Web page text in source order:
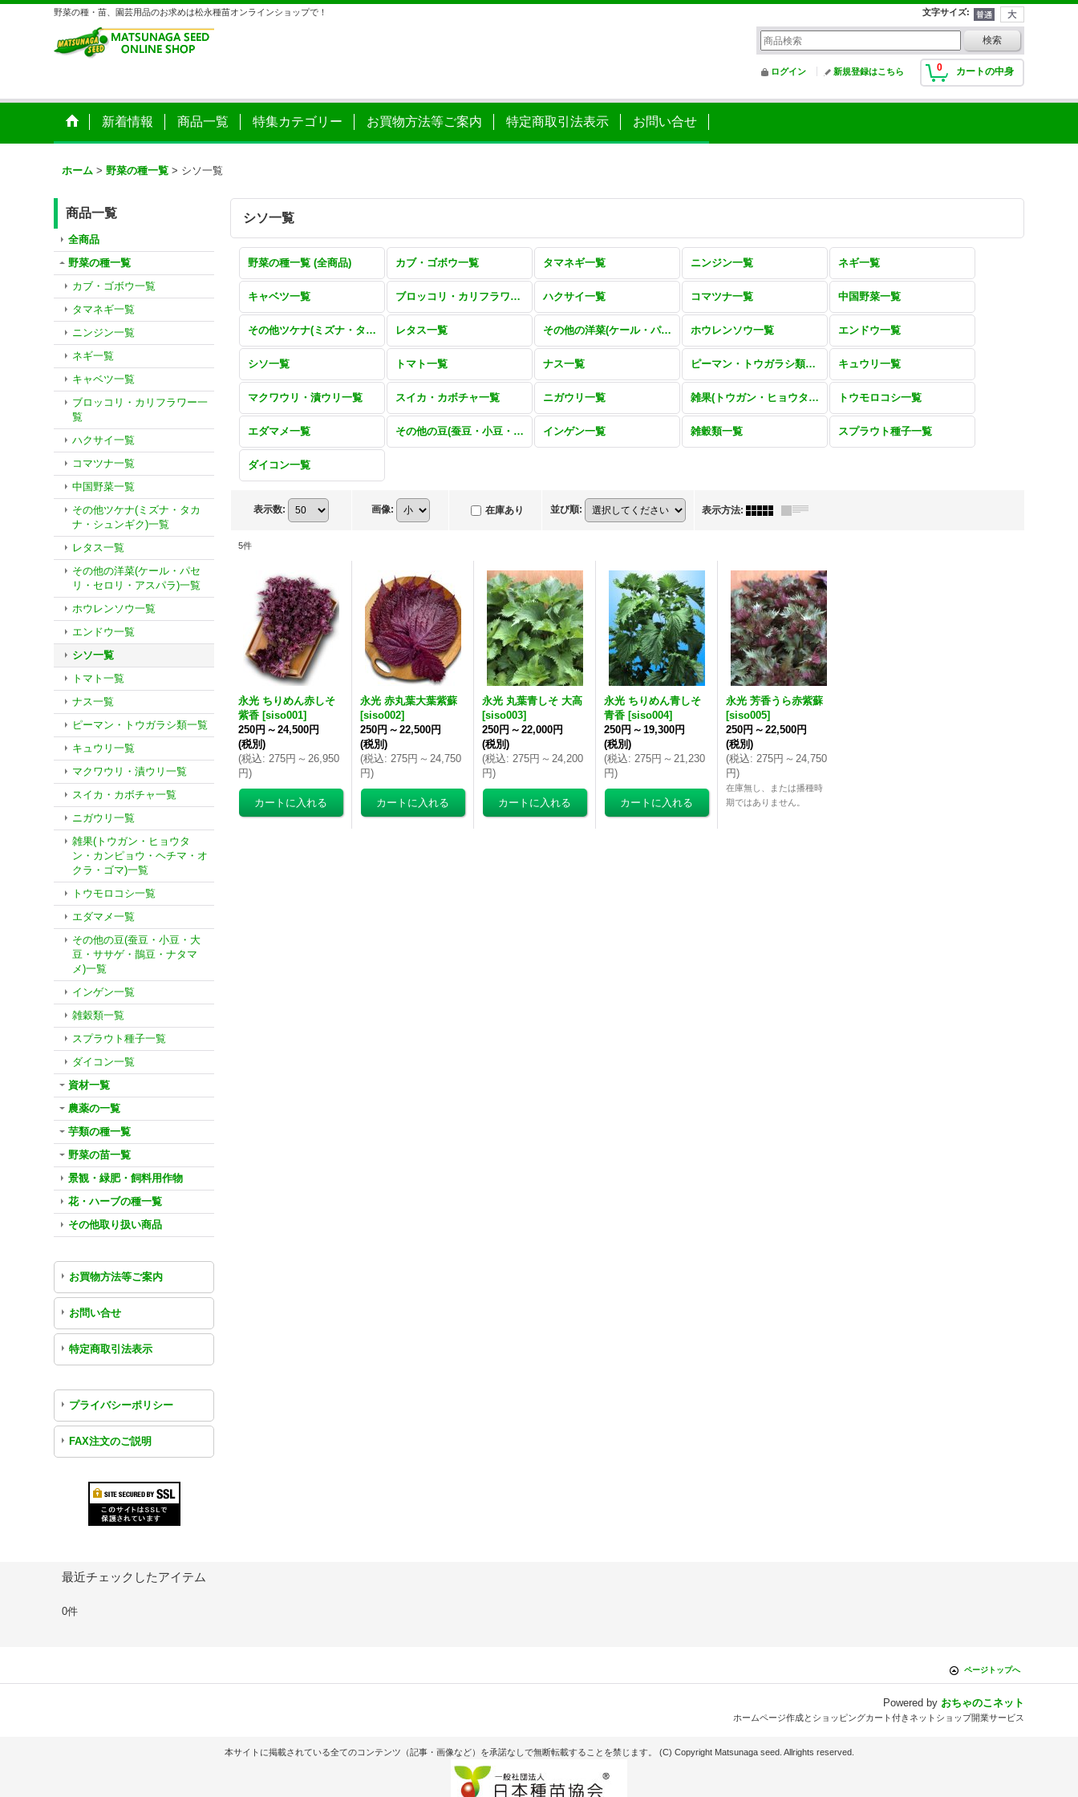
野菜の種・苗、園芸用品のお求めは松永種苗オンラインショップで！ 文字サイズ:
0 カートの中身
ログイン 新規登録はこちら
新着情報 商品一覧 特集カテゴリー お買物方法等ご案内 特定商取引法表示 お問い合せ
ホーム > 野菜の種一覧 > シソ一覧
商品一覧
全商品
野菜の種一覧
カブ・ゴボウ一覧
タマネギ一覧
ニンジン一覧
ネギ一覧
キャベツ一覧
ブロッコリ・カリフラワー一
覧
ハクサイ一覧
コマツナ一覧
中国野菜一覧
その他ツケナ(ミズナ・タカ
ナ・シュンギク)一覧
レタス一覧
その他の洋菜(ケール・パセ
リ・セロリ・アスパラ)一覧
ホウレンソウ一覧
エンドウ一覧
シソ一覧
トマト一覧
ナス一覧
ピーマン・トウガラシ類一覧
キュウリ一覧
マクワウリ・漬ウリ一覧
スイカ・カボチャ一覧
ニガウリ一覧
雑果(トウガン・ヒョウタ
ン・カンピョウ・ヘチマ・オ
クラ・ゴマ)一覧
トウモロコシ一覧
エダマメ一覧
その他の豆(蚕豆・小豆・大
豆・ササゲ・鵲豆・ナタマ
メ)一覧
インゲン一覧
雑穀類一覧
スプラウト種子一覧
ダイコン一覧
資材一覧
農薬の一覧
芋類の種一覧
野菜の苗一覧
景観・緑肥・飼料用作物
花・ハーブの種一覧
その他取り扱い商品
お買物方法等ご案内
お問い合せ
特定商取引法表示
プライバシーポリシー
FAX注文のご説明
シソ一覧
野菜の種一覧 (全商品) カブ・ゴボウ一覧 タマネギ一覧 ニンジン一覧 ネギ一覧
キャベツ一覧 ブロッコリ・カリフラワー一覧 ハクサイ一覧 コマツナ一覧 中国野菜一覧
その他ツケナ(ミズナ・タカナ・シュンギク)一覧 レタス一覧 その他の洋菜(ケール・パセリ・セロリ・アスパラ)一覧 ホウレンソウ一覧 エンドウ一覧
シソ一覧 トマト一覧 ナス一覧 ピーマン・トウガラシ類一覧 キュウリ一覧
マクワウリ・漬ウリ一覧 スイカ・カボチャ一覧 ニガウリ一覧 雑果(トウガン・ヒョウタン・カンピョウ・ヘチマ・オクラ・ゴマ)一覧 トウモロコシ一覧
エダマメ一覧 その他の豆(蚕豆・小豆・大豆・ササゲ・鵲豆・ナタマメ)一覧 インゲン一覧 雑穀類一覧 スプラウト種子一覧
ダイコン一覧
表示数: 画像: 在庫あり 並び順: 表示方法:
5件
永光 ちりめん赤しそ
紫香 [siso001]
250円 ～ 24,500円
(税別)
(税込: 275円 ～ 26,950
円)
永光 赤丸葉大葉紫蘇
[siso002]
250円 ～ 22,500円
(税別)
(税込: 275円 ～ 24,750
円)
永光 丸葉青しそ 大高
[siso003]
250円 ～ 22,000円
(税別)
(税込: 275円 ～ 24,200
円)
永光 ちりめん青しそ
青香 [siso004]
250円 ～ 19,300円
(税別)
(税込: 275円 ～ 21,230
円)
永光 芳香うら赤紫蘇
[siso005]
250円 ～ 22,500円
(税別)
(税込: 275円 ～ 24,750
円)
在庫無し、または播種時
期ではありません。
最近チェックしたアイテム
0件
ページトップへ
Powered by おちゃのこネット
ホームページ作成とショッピングカート付きネットショップ開業サービス
本サイトに掲載されている全てのコンテンツ（記事・画像など）を承諾なしで無断転載することを禁じます。 (C) Copyright Matsunaga seed. Allrights reserved.